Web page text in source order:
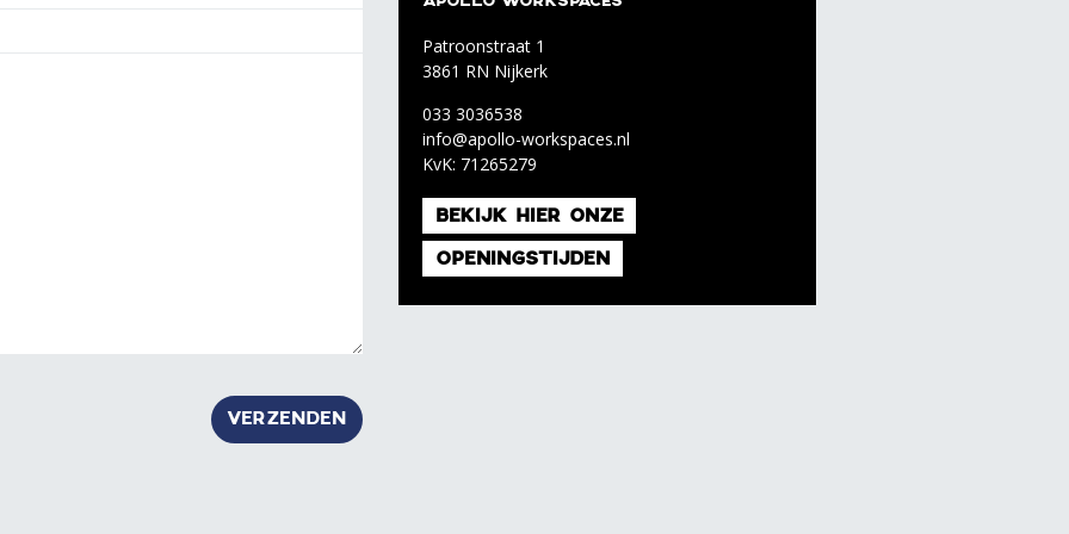
Patroonstraat 1
3861 RN Nijkerk
033 3036538
info@apollo-workspaces.nl
KvK: 71265279
BEKIJK HIER ONZE
OPENINGSTIJDEN